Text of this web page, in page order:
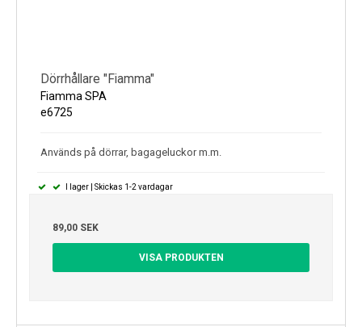
Dörrhållare "Fiamma"
Fiamma SPA
e6725
Används på dörrar, bagageluckor m.m.
I lager | Skickas 1-2 vardagar
89,00 SEK
VISA PRODUKTEN